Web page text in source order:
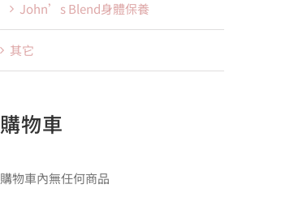
John’s Blend身體保養
其它
購物車
購物車內無任何商品